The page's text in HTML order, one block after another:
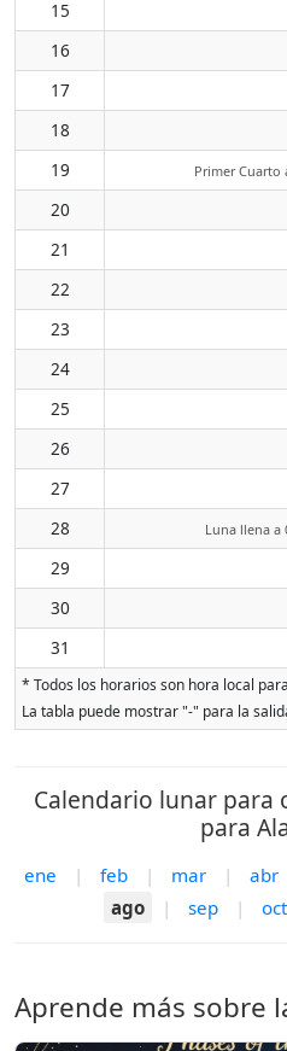
15
16
17
18
19
Primer Cuarto
20
21
22
23
24
25
26
27
28
Luna llena a
29
30
31
* Todos los horarios son hora local
La tabla puede mostrar "-" para la
Calendario lunar para
para
ene | feb | mar | abr
ago
| sep | oct
Aprende más sobre